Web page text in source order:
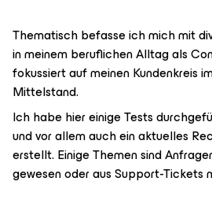
Thematisch befasse ich mich mit
in meinem beruflichen Alltag als
fokussiert auf meinen Kundenkreis
Mittelstand.
Ich habe hier einige Tests
und vor allem auch ein aktuelles
erstellt. Einige Themen sind
gewesen oder aus Support-Tickets